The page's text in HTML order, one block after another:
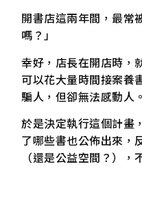
開書店這兩年間，最常
嗎？」
幸好，店長在開店時，
可以花大量時間接案養
騙人，但卻無法感動人。
於是決定執行這個計畫
了哪些書也公佈出來，
（還是公益空間？），